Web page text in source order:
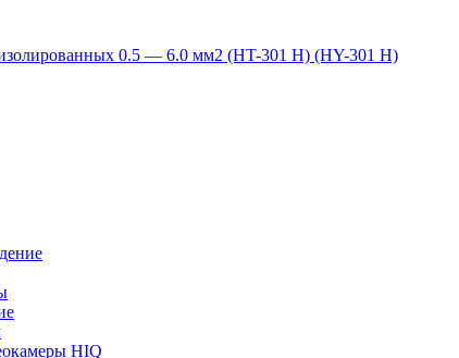
0.5 — 6.0 мм2 (HT-301 H) (HY-301 H)
HIQ